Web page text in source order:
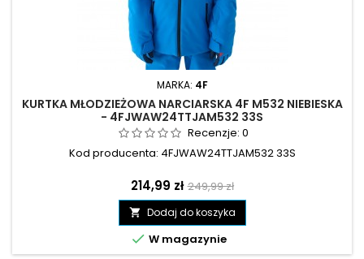
MARKA: 4F
KURTKA MŁODZIEŻOWA NARCIARSKA 4F M532 NIEBIESKA
- 4FJWAW24TTJAM532 33S
Recenzje: 0
Kod producenta: 4FJWAW24TTJAM532 33S
Cena
214,99 zł Cena
podstawowa
249,99 zł
 Dodaj do koszyka
 W magazynie